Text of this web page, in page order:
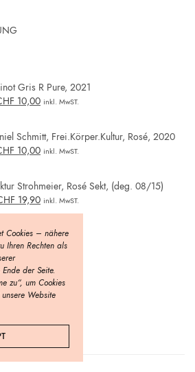
Gris R Pure, 2021
10,00 inkl. MwST.
Schmitt, Frei.Körper.Kultur, Rosé, 2020
10,00 inkl. MwST.
Strohmeier, Rosé Sekt, (deg. 08/15)
19,90 inkl. MwST.
Cookies – nähere
Ihren Rechten als
der Seite.
zu“, um Cookies
Website